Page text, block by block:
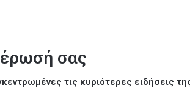
σας
τις κυριότερες ειδήσεις